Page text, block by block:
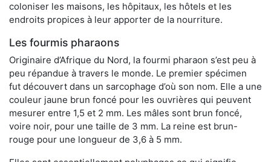
coloniser les maisons, les hôpitaux, les hôtels et les
endroits propices à leur apporter de la nourriture.
Les fourmis pharaons
Originaire d’Afrique du Nord, la fourmi pharaon s’est peu à
peu répandue à travers le monde. Le premier spécimen
fut découvert dans un sarcophage d’où son nom. Elle a une
couleur jaune brun foncé pour les ouvrières qui peuvent
mesurer entre 1,5 et 2 mm. Les mâles sont brun foncé,
voire noir, pour une taille de 3 mm. La reine est brun-
rouge pour une longueur de 3,6 à 5 mm.